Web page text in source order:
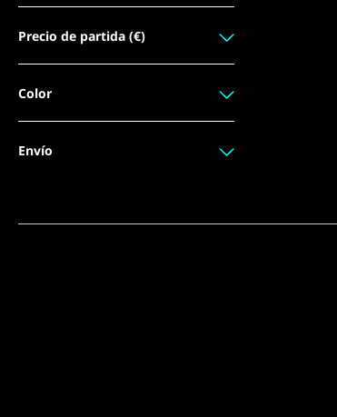
Precio de partida (€)
Color
Envío